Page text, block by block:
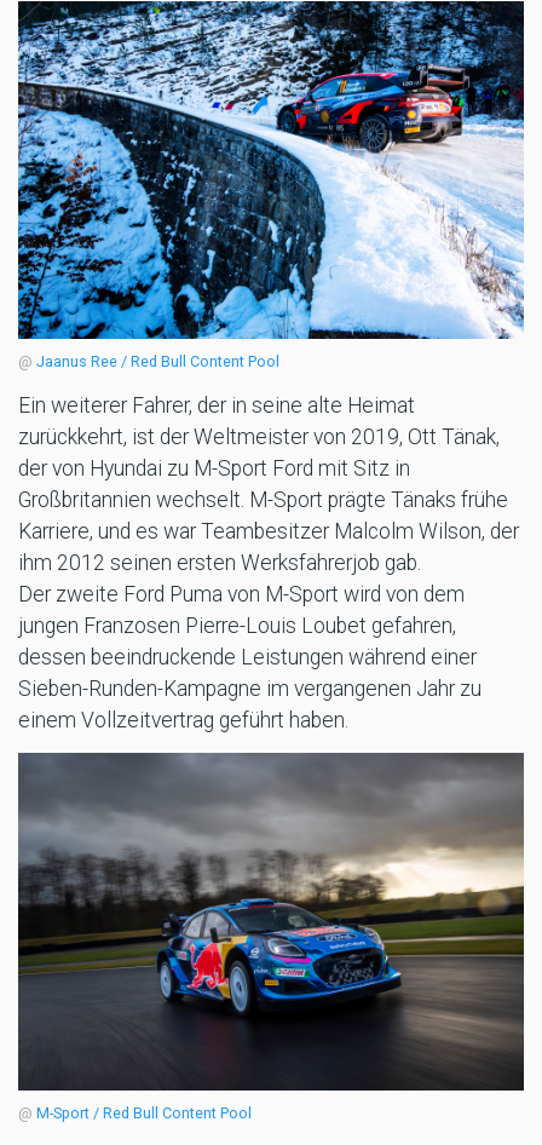
@ Jaanus Ree / Red Bull Content Pool
Ein weiterer Fahrer, der in seine alte Heimat
zurückkehrt, ist der Weltmeister von 2019, Ott Tänak,
der von Hyundai zu M-Sport Ford mit Sitz in
Großbritannien wechselt. M-Sport prägte Tänaks frühe
Karriere, und es war Teambesitzer Malcolm Wilson, der
ihm 2012 seinen ersten Werksfahrerjob gab.
Der zweite Ford Puma von M-Sport wird von dem
jungen Franzosen Pierre-Louis Loubet gefahren,
dessen beeindruckende Leistungen während einer
Sieben-Runden-Kampagne im vergangenen Jahr zu
einem Vollzeitvertrag geführt haben.
@ M-Sport / Red Bull Content Pool